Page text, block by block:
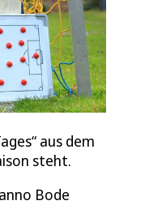
aus dem
steht.
Bode